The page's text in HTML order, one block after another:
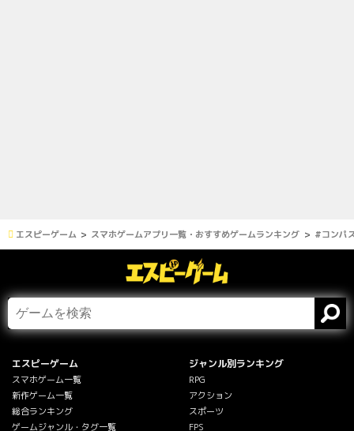
エスピーゲーム スマホゲームアプリ一覧・おすすめゲームランキング #コンパ
エスピーゲーム
スマホゲーム一覧
新作ゲーム一覧
総合ランキング
ゲームジャンル・タグ一覧
ジャンル別ランキング
RPG
アクション
スポーツ
FPS